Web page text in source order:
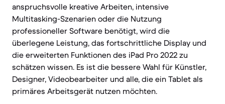
anspruchsvolle kreative Arbeiten, intensive
Multitasking-Szenarien oder die Nutzung
professioneller Software benötigt, wird die
überlegene Leistung, das fortschrittliche Display und
die erweiterten Funktionen des iPad Pro 2022 zu
schätzen wissen. Es ist die bessere Wahl für Künstler,
Designer, Videobearbeiter und alle, die ein Tablet als
primäres Arbeitsgerät nutzen möchten.